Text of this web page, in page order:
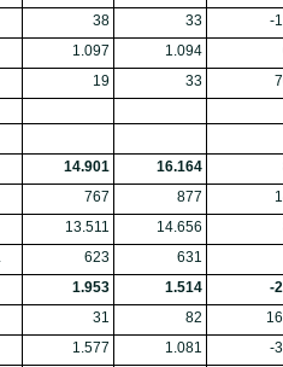
38 33
-
1.097 1.094
19 33
14.901 16.164
767 877
13.511 14.656
623 631
1.953 1.514
-
31 82
1.577 1.081
-